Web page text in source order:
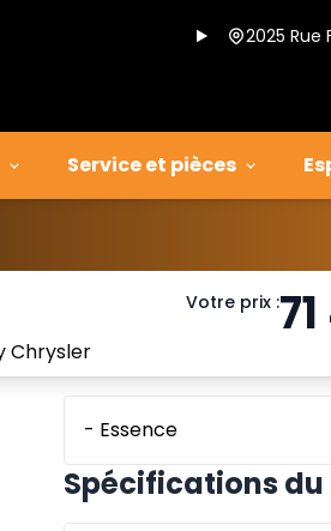
2025 Rue
Service et pièces
Chrysler
Votre prix :
- Essence
Spécifications du